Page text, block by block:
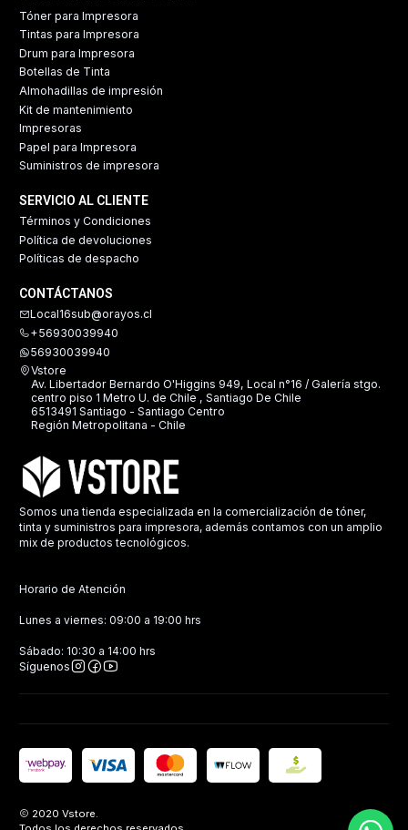
Tóner para Impresora
Tintas para Impresora
Drum para Impresora
Botellas de Tinta
Almohadillas de impresión
Kit de mantenimiento
Impresoras
Papel para Impresora
Suministros de impresora
SERVICIO AL CLIENTE
Términos y Condiciones
Política de devoluciones
Políticas de despacho
CONTÁCTANOS
Local16sub@orayos.cl
+56930039940
56930039940
Vstore
Av. Libertador Bernardo O'Higgins 949, Local n°16 / Galería stgo.
centro piso 1 Metro U. de Chile , Santiago De Chile
6513491 Santiago - Santiago Centro
Región Metropolitana - Chile
Somos una tienda especializada en la comercialización de tóner,
tinta y suministros para impresora, además contamos con un amplio
mix de productos tecnológicos.
Horario de Atención
Lunes a viernes: 09:00 a 19:00 hrs
Sábado: 10:30 a 14:00 hrs
Síguenos
2020 Vstore.